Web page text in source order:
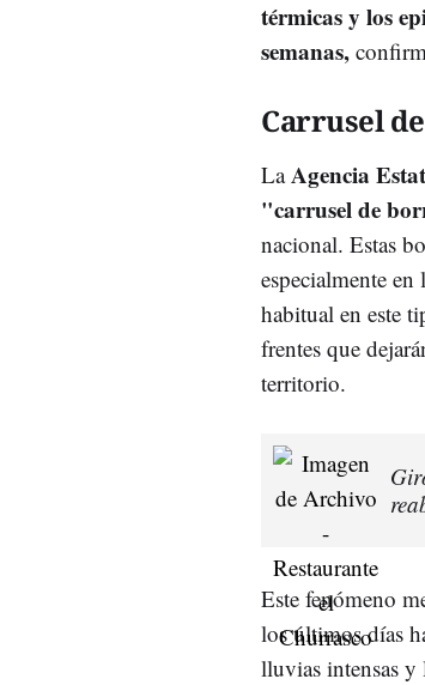
térmicas y los
semanas,
Carrusel
LaAgencia
"carrusel de
nacional. Estas
especialmente
habitual en este
frentes que
territorio.
Este fenómeno
los últimos días
lluvias intensas y